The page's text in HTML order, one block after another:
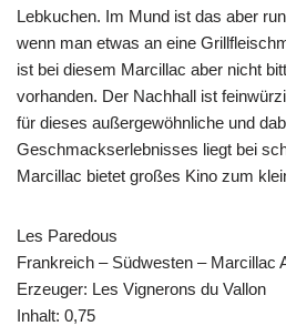
Lebkuchen. Im Mund ist das aber
wenn man etwas an eine
ist bei diesem Marcillac aber nicht
vorhanden. Der Nachhall ist
für dieses außergewöhnliche und
Geschmackserlebnisses liegt bei
Marcillac bietet großes Kino zum
Les Paredous
Frankreich – Südwesten – Marcillac
Erzeuger: Les Vignerons du Vallon
Inhalt: 0,75